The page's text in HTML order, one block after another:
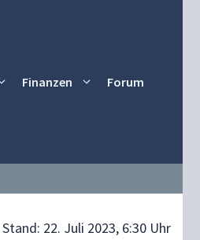
Finanzen Forum
Stand: 22. Juli 2023, 6:30 Uhr